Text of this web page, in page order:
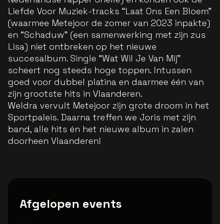
Liefde Voor Muziek-tracks “Laat Ons Een Bloem”
(waarmee Metejoor de zomer van 2023 inpakte)
en “Schaduw” (een samenwerking met zijn zus
Lisa) niet ontbreken op het nieuwe
succesalbum. Single “Wat Wil Je Van Mij”
scheert nog steeds hoge toppen. Intussen
goed voor dubbel platina en daarmee één van
zijn grootste hits in Vlaanderen.
Weldra vervult Metejoor zijn grote droom in het
Sportpaleis. Daarna treffen we Joris met zijn
band, alle hits én het nieuwe album in zalen
doorheen Vlaanderen!
Afgelopen events